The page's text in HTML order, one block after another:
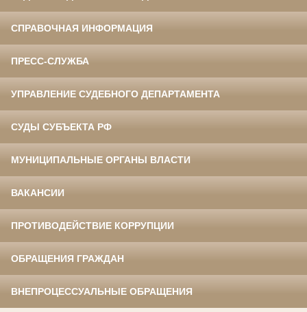
СПРАВОЧНАЯ ИНФОРМАЦИЯ
ПРЕСС-СЛУЖБА
УПРАВЛЕНИЕ СУДЕБНОГО ДЕПАРТАМЕНТА
СУДЫ СУБЪЕКТА РФ
МУНИЦИПАЛЬНЫЕ ОРГАНЫ ВЛАСТИ
ВАКАНСИИ
ПРОТИВОДЕЙСТВИЕ КОРРУПЦИИ
ОБРАЩЕНИЯ ГРАЖДАН
ВНЕПРОЦЕССУАЛЬНЫЕ ОБРАЩЕНИЯ